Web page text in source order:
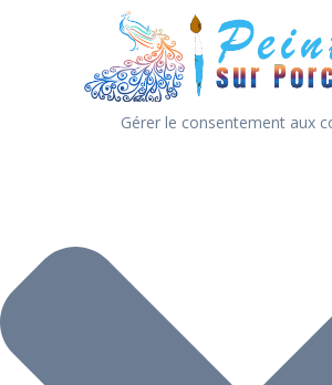
Gérer le consentement aux